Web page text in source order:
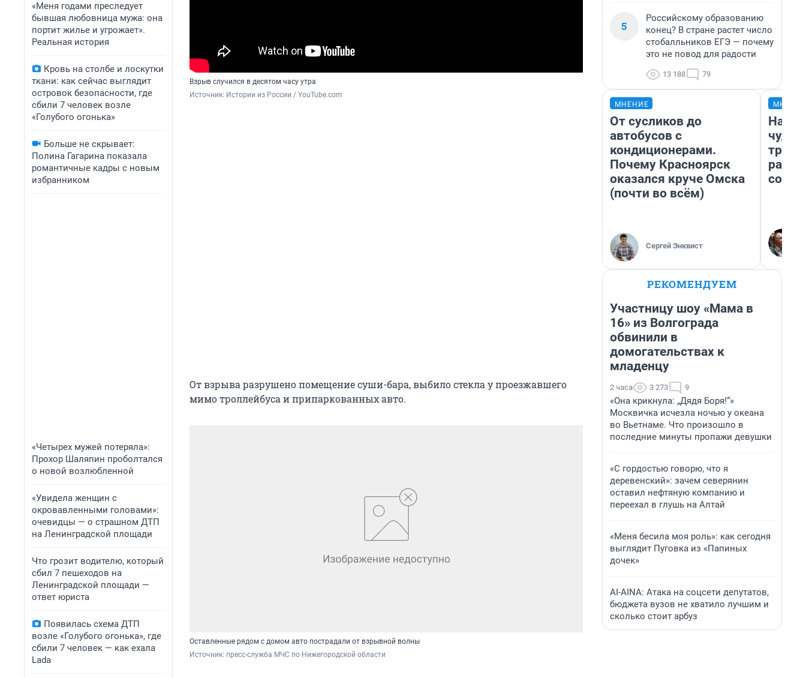
«Меня годами преследует
бывшая любовница мужа: она
портит жилье и угрожает».
Реальная история
Кровь на столбе и лоскутки
ткани: как сейчас выглядит
островок безопасности, где
сбили 7 человек возле
«Голубого огонька»
Больше не скрывает:
Полина Гагарина показала
романтичные кадры с новым
избранником
«Четырех мужей потеряла»:
Прохор Шаляпин проболтался
о новой возлюбленной
«Увидела женщин с
окровавленными головами»:
очевидцы — о страшном ДТП
на Ленинградской площади
Что грозит водителю, который
сбил 7 пешеходов на
Ленинградской площади —
ответ юриста
Появилась схема ДТП
возле «Голубого огонька», где
сбили 7 человек — как ехала
Lada
Взрыв случился в десятом часу утра
Источник: Истории из России / YouTube.com
От взрыва разрушено помещение суши-бара, выбило стекла у проезжавшего
мимо троллейбуса и припаркованных авто.
Оставленные рядом с домом авто пострадали от взрывной волны
Источник: пресс-служба МЧС по Нижегородской области
5
Российскому образованию
конец? В стране растет число
стобалльников ЕГЭ — почему
это не повод для радости
13 188 79
МНЕНИЕ
От сусликов до
автобусов с
кондиционерами.
Почему Красноярск
оказался круче Омска
(почти во всём)
Сергей Энквист
РЕКОМЕНДУЕМ
Участницу шоу «Мама в
16» из Волгограда
обвинили в
домогательствах к
младенцу
2 часа 3 273 9
«Она крикнула: „Дядя Боря!“»
Москвичка исчезла ночью у океана
во Вьетнаме. Что произошло в
последние минуты пропажи девушки
«С гордостью говорю, что я
деревенский»: зачем северянин
оставил нефтяную компанию и
переехал в глушь на Алтай
«Меня бесила моя роль»: как сегодня
выглядит Пуговка из «Папиных
дочек»
AI-AINA: Атака на соцсети депутатов,
бюджета вузов не хватило лучшим и
сколько стоит арбуз